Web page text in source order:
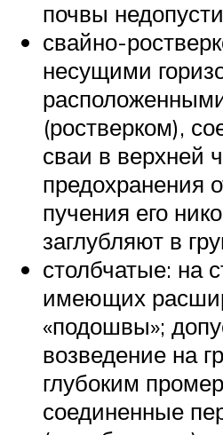
почвы
свайно-
несущими
(ростверком),
сваи в верхней
предохранения
пучения его
заглубляют в
столбчатые: на
имеющих
«подошвы»;
возведение на
глубоким
соединенные